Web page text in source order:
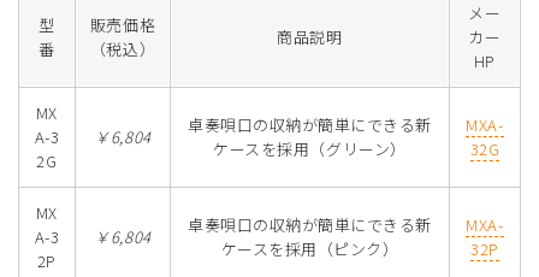
型
番
販売価格
（税込）
商品説明
メー
カー
HP
MX
A-3
2G
￥6,804
卓奏唄口の収納が簡単にできる新
ケースを採用（グリーン）
MXA-
32G
MX
A-3
2P
￥6,804
卓奏唄口の収納が簡単にできる新
ケースを採用（ピンク）
MXA-
32P